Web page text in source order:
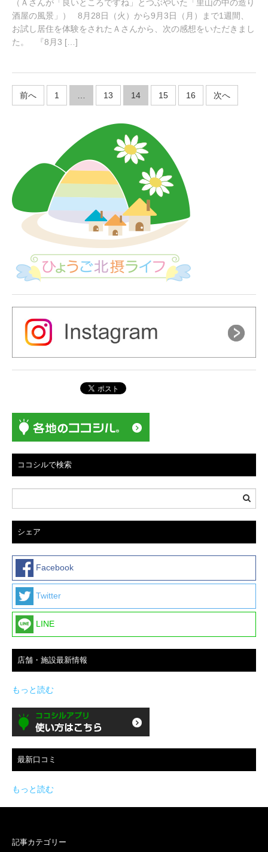
2
0
2
（Ａさんが「良いところですね」とつぶやいた「里山の中の造り
酒屋の風景」） 8月28日（火）から9月3日（月）まで1週間、
お試し居住を体験をされたＡさんから、次の感想をいただきまし
た。 『8月3 […]
投
稿
ジ
送
り
前へ 1 13 14 15 16 次へ
ココシルで検索
シェア
Facebook
Twitter
LINE
店舗・施設最新情報
もっと読む
最新口コミ
もっと読む
記事カテゴリー